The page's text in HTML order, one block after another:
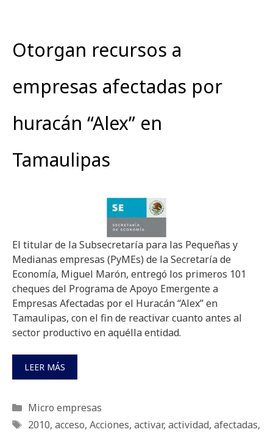
Otorgan recursos a
empresas afectadas por
huracán “Alex” en
Tamaulipas
El titular de la Subsecretaría para las Pequeñas y
Medianas empresas (PyMEs) de la Secretaría de
Economía, Miguel Marón, entregó los primeros 101
cheques del Programa de Apoyo Emergente a
Empresas Afectadas por el Huracán “Alex” en
Tamaulipas, con el fin de reactivar cuanto antes al
sector productivo en aquélla entidad.
LEER MÁS
Categorías
Micro empresas
Etiquetas
2010, acceso, Acciones, activar, actividad, afectadas,